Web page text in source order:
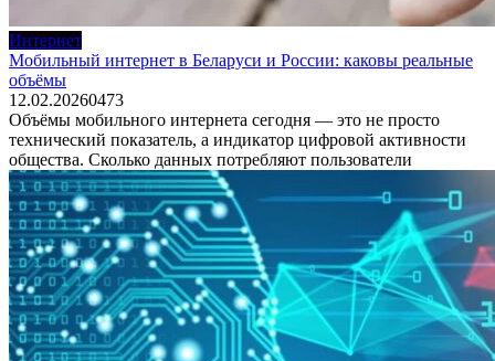
Интернет
Мобильный интернет в Беларуси и России: каковы реальные
объёмы
12.02.20260473
Объёмы мобильного интернета сегодня — это не просто
технический показатель, а индикатор цифровой активности
общества. Сколько данных потребляют пользователи